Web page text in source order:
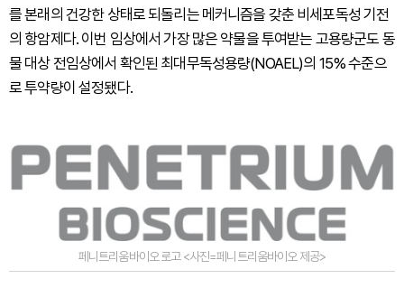
를 본래의 건강한 상태로 되돌리는 메커니즘을 갖춘 비세포독성 기전
의 항암제다. 이번 임상에서 가장 많은 약물을 투여받는 고용량군도 동
물 대상 전임상에서 확인된 최대무독성용량(NOAEL)의 15% 수준으
로 투약량이 설정됐다.
페니트리움바이오 로고 <사진=페니트리움바이오 제공>